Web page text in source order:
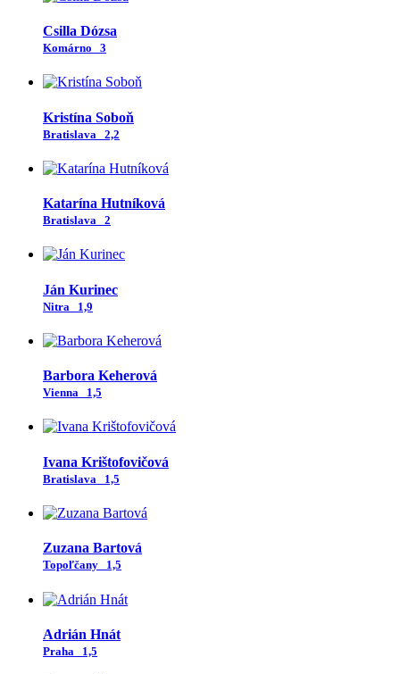
Csilla Dózsa
Komárno 3
Kristína Soboň
Bratislava 2,2
Katarína Hutníková
Bratislava 2
Ján Kurinec
Nitra 1,9
Barbora Keherová
Vienna 1,5
Ivana Krištofovičová
Bratislava 1,5
Zuzana Bartová
Topoľčany 1,5
Adrián Hnát
Praha 1,5